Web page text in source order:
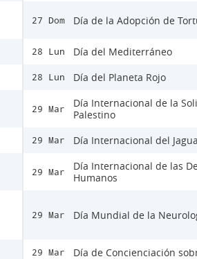
27 Dom Día de la Adopción de
28 Lun Día del Mediterráneo
28 Lun Día del Planeta Rojo
29 Mar
Día Internacional de la
Palestino
29 Mar Día Internacional del
29 Mar
Día Internacional de las
Humanos
29 Mar Día Mundial de la
29 Mar Día de Concienciación